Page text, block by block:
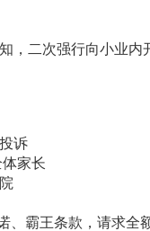
，二次强行向小业内
诉
家长
、霸王条款，请求全